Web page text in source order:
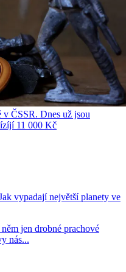
v ČSSR. Dnes už jsou
11 000 Kč
vypadají největší planety ve
jen drobné prachové
nás...